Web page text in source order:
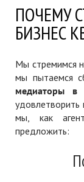
ПОЧЕМУ
БИЗНЕС
Мы стремимся
мы пытаемся
медиаторы в
мы, как
предложить: